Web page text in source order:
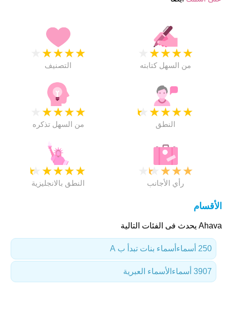
★
★
★
★
التصنيف
★
★
★
★
من السهل كتابته
★
★
★
★
من السهل تذكره
★
★
★
★
★
النطق
★
★
★
★
★
النطق بالانجليزية
★
★
★
★
رأي الأجانب
الأقسام
Ahava يحدث فى الفئات التالية
أسماء بنات تبدأ ب A 250 أسماء
الأسماء العبرية 3907 أسماء